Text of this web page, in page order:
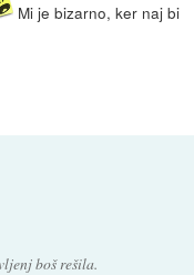
Mi je bizarno, ker naj bi
boš rešila.